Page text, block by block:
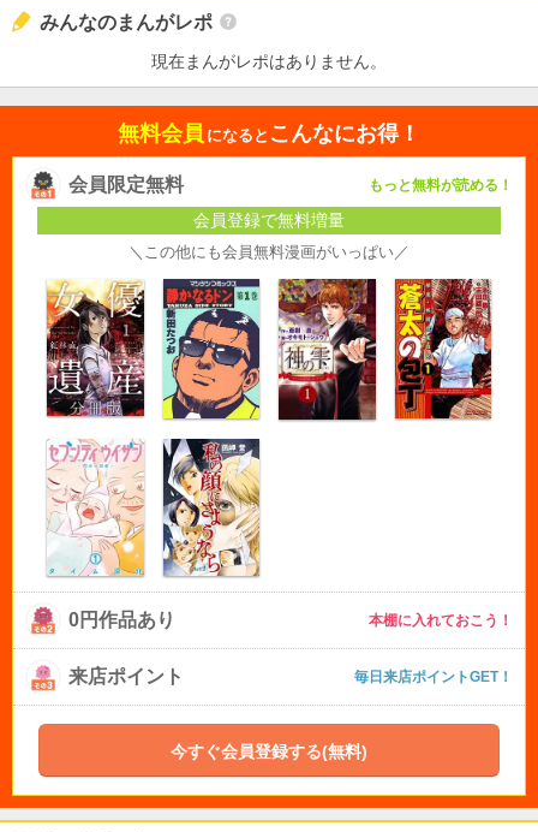
みんなのまんがレポ
現在まんがレポはありません。
無料会員 になると こんなにお得！
会員限定無料 もっと無料が読める！
会員登録で無料増量
＼この他にも会員無料漫画がいっぱい／
0円作品あり 本棚に入れておこう！
来店ポイント 毎日来店ポイントGET！
今すぐ会員登録する(無料)